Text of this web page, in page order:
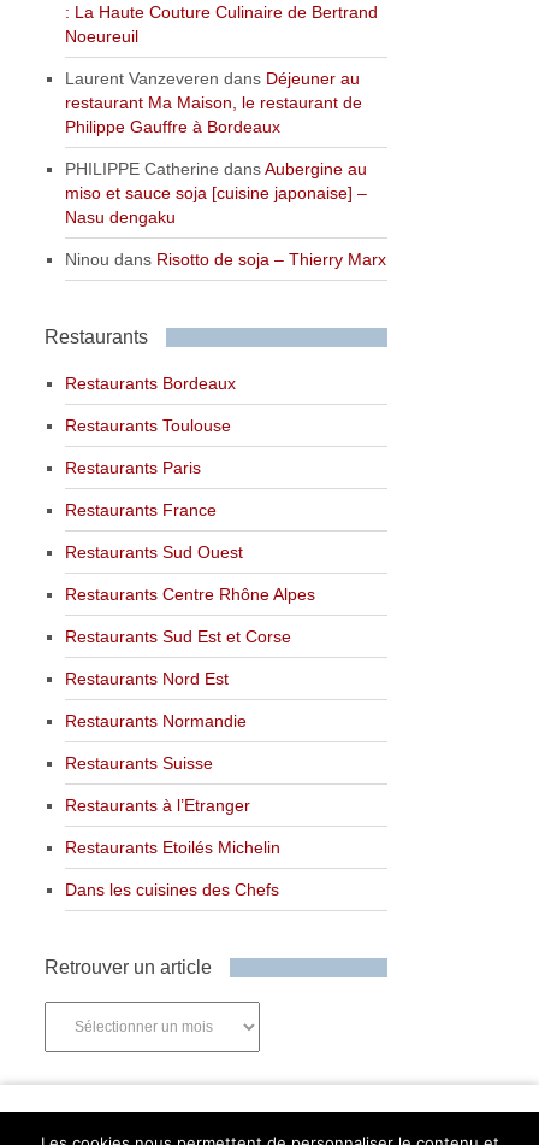
: La Haute Couture Culinaire de Bertrand
Noeureuil
Laurent Vanzeveren dans Déjeuner au
restaurant Ma Maison, le restaurant de
Philippe Gauffre à Bordeaux
PHILIPPE Catherine dansAubergine au
miso et sauce soja [cuisine japonaise] –
Nasu dengaku
Ninou dans Risotto de soja – Thierry Marx
Restaurants
Restaurants Bordeaux
Restaurants Toulouse
Restaurants Paris
Restaurants France
Restaurants Sud Ouest
Restaurants Centre Rhône Alpes
Restaurants Sud Est et Corse
Restaurants Nord Est
Restaurants Normandie
Restaurants Suisse
Restaurants à l’Etranger
Restaurants Etoilés Michelin
Dans les cuisines des Chefs
Retrouver un article